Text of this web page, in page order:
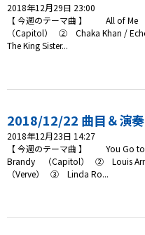
コンテンツ
ショッピング
会社概要・ビジョン
お問い合わせ
2018年12月29日 23:00
【 今週のテーマ曲 】 All of
（Capitol） ② Chaka Khan /
The King Sister...
2018/12/22 曲目＆演奏
2018年12月23日 14:27
【 今週のテーマ曲 】 You
Brandy （Capitol） ② Louis
（Verve） ③ Linda Ro...